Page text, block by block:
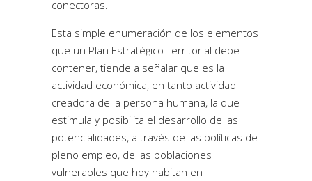
conectoras.
Esta simple enumeración de los elementos
que un Plan Estratégico Territorial debe
contener, tiende a señalar que es la
actividad económica, en tanto actividad
creadora de la persona humana, la que
estimula y posibilita el desarrollo de las
potencialidades, a través de las políticas de
pleno empleo, de las poblaciones
vulnerables que hoy habitan en